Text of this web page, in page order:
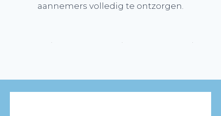
aannemers volledig te ontzorgen.